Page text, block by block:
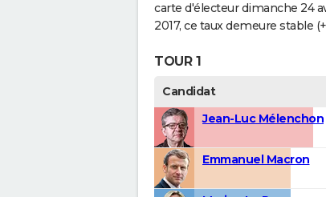
carte d'électeur dimanche 24
2017, ce taux demeure stable
TOUR 1
Candidat
Jean-Luc Mélenchon
Emmanuel Macron